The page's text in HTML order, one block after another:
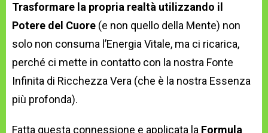
Trasformare la propria realtà utilizzando il
Potere del Cuore (e non quello della Mente) non
solo non consuma l’Energia Vitale, ma ci ricarica,
perché ci mette in contatto con la nostra Fonte
Infinita di Ricchezza Vera (che è la nostra Essenza
più profonda).
Fatta questa connessione e applicata la Formula